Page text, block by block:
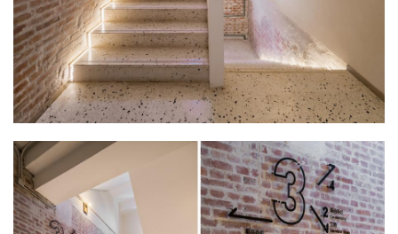
室
内
设
计
城
市
△ 裸露的原始水泥柱子与新材料的结合 @刘晓飞